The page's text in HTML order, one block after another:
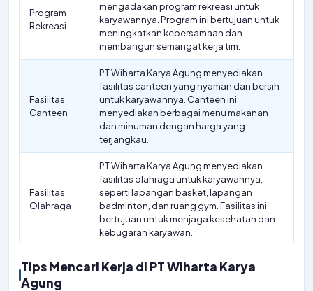
Program
Rekreasi
mengadakan program rekreasi untuk
karyawannya. Program ini bertujuan untuk
meningkatkan kebersamaan dan
membangun semangat kerja tim.
Fasilitas
Canteen
PT Wiharta Karya Agung menyediakan
fasilitas canteen yang nyaman dan bersih
untuk karyawannya. Canteen ini
menyediakan berbagai menu makanan
dan minuman dengan harga yang
terjangkau.
Fasilitas
Olahraga
PT Wiharta Karya Agung menyediakan
fasilitas olahraga untuk karyawannya,
seperti lapangan basket, lapangan
badminton, dan ruang gym. Fasilitas ini
bertujuan untuk menjaga kesehatan dan
kebugaran karyawan.
Tips Mencari Kerja di PT Wiharta Karya
Agung